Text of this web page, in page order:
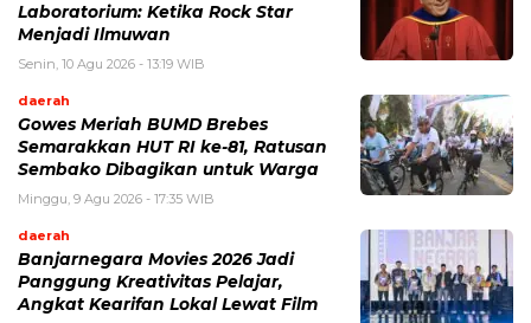
Laboratorium: Ketika Rock Star
Menjadi Ilmuwan
Senin, 10 Agu 2026 - 13:19 WIB
daerah
Gowes Meriah BUMD Brebes
Semarakkan HUT RI ke-81, Ratusan
Sembako Dibagikan untuk Warga
Minggu, 9 Agu 2026 - 17:35 WIB
daerah
Banjarnegara Movies 2026 Jadi
Panggung Kreativitas Pelajar,
Angkat Kearifan Lokal Lewat Film